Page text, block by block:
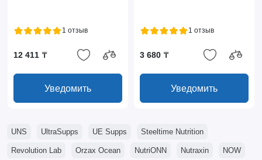
1 отзыв
12 411 ₸
Уведомить
1 отзыв
3 680 ₸
Уведомить
UNS UltraSupps UE Supps Steeltime Nutrition
Revolution Lab Orzax Ocean NutriONN Nutraxin NOW